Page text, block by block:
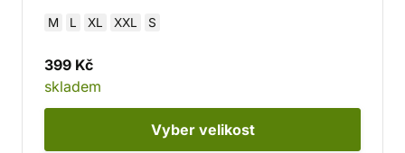
M L XL XXL S
399 Kč
skladem
Vyber velikost